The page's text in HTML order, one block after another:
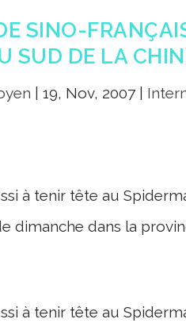
SINO-
SUD DE LA
|19, Nov, 2007
à tenir tête au
dimanche dans la
à tenir tête au